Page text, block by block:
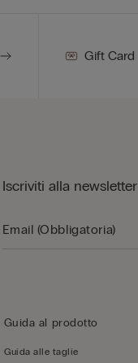
Gift Card
Iscriviti alla newsletter
Guida al prodotto
Guida alle taglie